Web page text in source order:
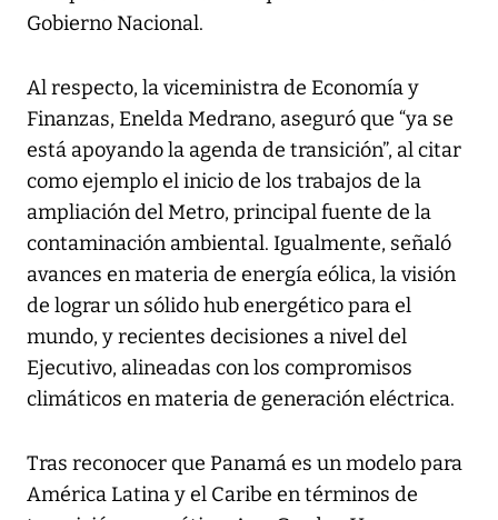
Gobierno Nacional.
Al respecto, la viceministra de Economía y
Finanzas, Enelda Medrano, aseguró que “ya se
está apoyando la agenda de transición”, al citar
como ejemplo el inicio de los trabajos de la
ampliación del Metro, principal fuente de la
contaminación ambiental. Igualmente, señaló
avances en materia de energía eólica, la visión
de lograr un sólido hub energético para el
mundo, y recientes decisiones a nivel del
Ejecutivo, alineadas con los compromisos
climáticos en materia de generación eléctrica.
Tras reconocer que Panamá es un modelo para
América Latina y el Caribe en términos de